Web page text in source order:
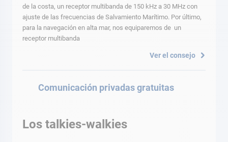
de la costa, un receptor multibanda de 150 kHz a 30 MHz con
ajuste de las frecuencias de Salvamiento Marítimo. Por último,
para la navegación en alta mar, nos equiparemos de un
receptor multibanda
Ver el consejo
Comunicación privadas gratuitas
Los talkies-walkies